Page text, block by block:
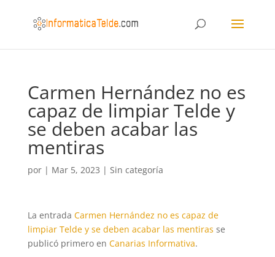
Carmen Hernández no es
capaz de limpiar Telde y
se deben acabar las
mentiras
por | Mar 5, 2023 | Sin categoría
La entrada Carmen Hernández no es capaz de
limpiar Telde y se deben acabar las mentiras se
publicó primero en Canarias Informativa.